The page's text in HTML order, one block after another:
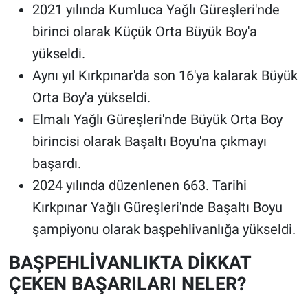
2021 yılında Kumluca Yağlı Güreşleri'nde
birinci olarak Küçük Orta Büyük Boy'a
yükseldi.
Aynı yıl Kırkpınar'da son 16'ya kalarak Büyük
Orta Boy'a yükseldi.
Elmalı Yağlı Güreşleri'nde Büyük Orta Boy
birincisi olarak Başaltı Boyu'na çıkmayı
başardı.
2024 yılında düzenlenen 663. Tarihi
Kırkpınar Yağlı Güreşleri'nde Başaltı Boyu
şampiyonu olarak başpehlivanlığa yükseldi.
BAŞPEHLİVANLIKTA DİKKAT
ÇEKEN BAŞARILARI NELER?